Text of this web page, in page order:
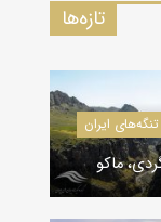
تازه‌ها
ایران
ماکو